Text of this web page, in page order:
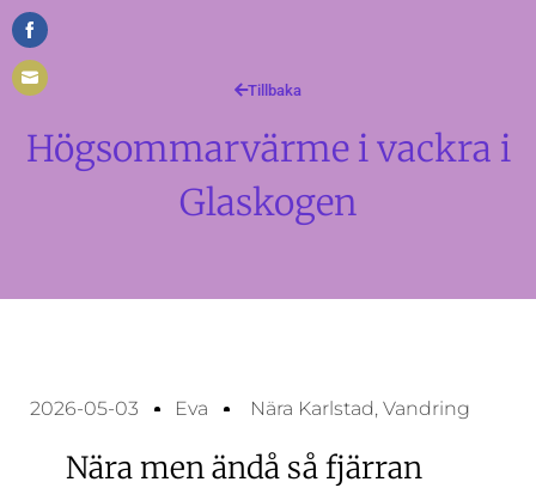
Tillbaka
Högsommarvärme i vackra i
Glaskogen
2026-05-03 Eva Nära Karlstad, Vandring
Nära men ändå så fjärran
Share
on
on
Email